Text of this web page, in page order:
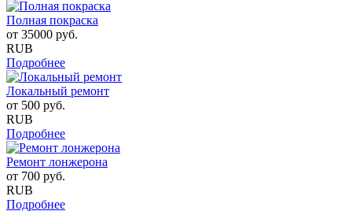
Полная покраска
от 35000 руб.
RUB
Подробнее
Локальный ремонт
от 500 руб.
RUB
Подробнее
Ремонт лонжерона
от 700 руб.
RUB
Подробнее